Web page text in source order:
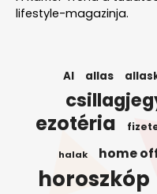
lifestyle-magazinja.
AI allas
ezotéria
halak home
horoszkóp